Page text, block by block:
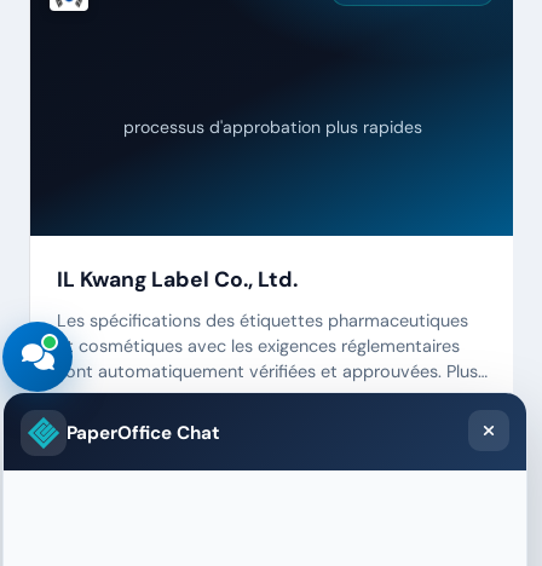
processus d'approbation plus rapides
IL Kwang Label Co., Ltd.
Les spécifications des étiquettes pharmaceutiques
et cosmétiques avec les exigences réglementaires
sont automatiquement vérifiées et approuvées. Plus
de listes de contrôle manuelles.
PaperOffice Chat